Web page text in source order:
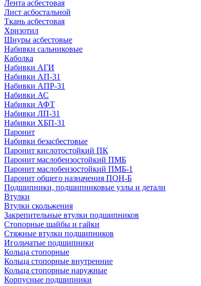
Лента асбестовая
Лист асбостальной
Ткань асбестовая
Хризотил
Шнуры асбестовые
Набивки сальниковые
Каболка
Набивки АГИ
Набивки АП-31
Набивки АПР-31
Набивки АС
Набивки АФТ
Набивки ЛП-31
Набивки ХБП-31
Паронит
Набивки безасбестовые
Паронит кислотостойкий ПК
Паронит маслобензостойкий ПМБ
Паронит маслобензостойкий ПМБ-1
Паронит общего назначения ПОН-Б
Подшипники, подшипниковые узлы и детали
Втулки
Втулки скольжения
Закрепительные втулки подшипников
Стопорные шайбы и гайки
Стяжные втулки подшипников
Игольчатые подшипники
Кольца стопорные
Кольца стопорные внутренние
Кольца стопорные наружные
Корпусные подшипники